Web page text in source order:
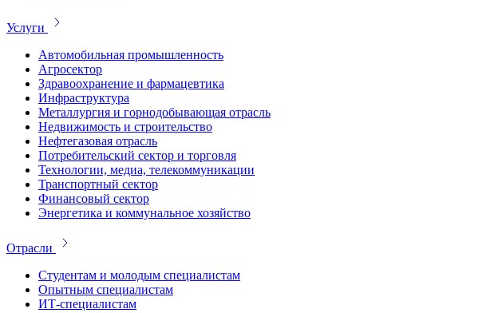
Услуги
Автомобильная промышленность
Агросектор
Здравоохранение и фармацевтика
Инфраструктура
Металлургия и горнодобывающая отрасль
Недвижимость и строительство
Нефтегазовая отрасль
Потребительский сектор и торговля
Технологии, медиа, телекоммуникации
Транспортный сектор
Финансовый сектор
Энергетика и коммунальное хозяйство
Отрасли
Студентам и молодым специалистам
Опытным специалистам
ИТ-специалистам